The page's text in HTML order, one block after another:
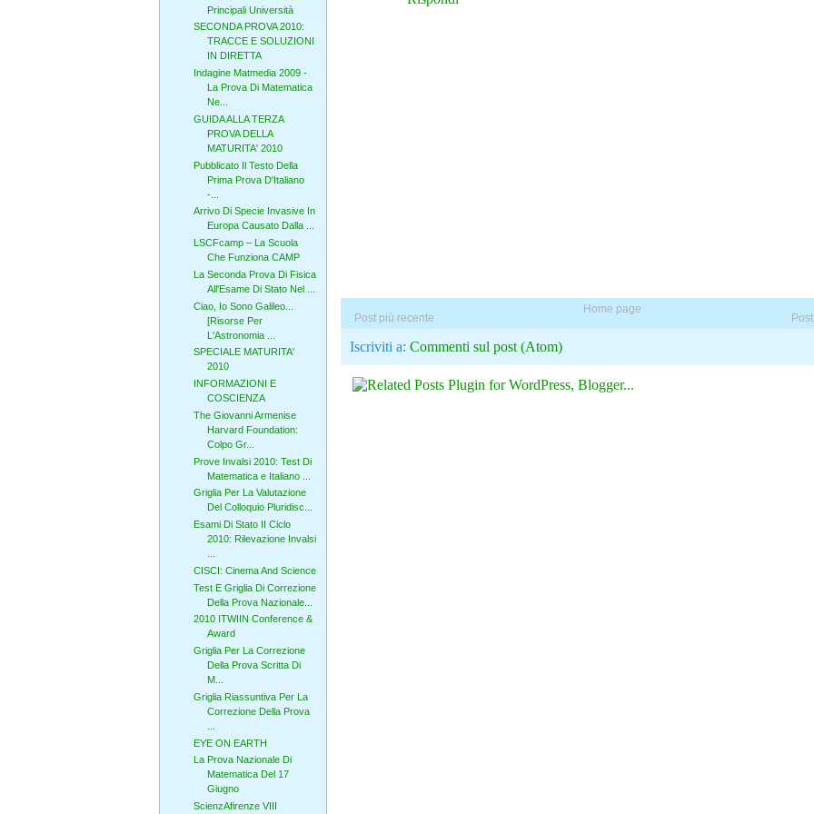
Post più recente
Home page
Iscriviti a: Commenti sul post (Atom)
Principali Università
SECONDA PROVA 2010:
TRACCE E SOLUZIONI
IN DIRETTA
Indagine Matmedia 2009 -
La Prova Di Matematica
Ne...
GUIDA ALLA TERZA
PROVA DELLA
MATURITA' 2010
Pubblicato Il Testo Della
Prima Prova D'Italiano
-...
Arrivo Di Specie Invasive In
Europa Causato Dalla ...
LSCFcamp – La Scuola
Che Funziona CAMP
La Seconda Prova Di Fisica
All'Esame Di Stato Nel ...
Ciao, Io Sono Galileo...
[Risorse Per
L'Astronomia ...
SPECIALE MATURITA'
2010
INFORMAZIONI E
COSCIENZA
The Giovanni Armenise
Harvard Foundation:
Colpo Gr...
Prove Invalsi 2010: Test Di
Matematica e Italiano ...
Griglia Per La Valutazione
Del Colloquio Pluridisc...
Esami Di Stato II Ciclo
2010: Rilevazione Invalsi
CISCI: Cinema And Science
Test E Griglia Di Correzione
Della Prova Nazionale...
2010 ITWIIN Conference &
Award
Griglia Per La Correzione
Della Prova Scritta Di
M...
Griglia Riassuntiva Per La
Correzione Della Prova
EYE ON EARTH
La Prova Nazionale Di
Matematica Del 17
Giugno
ScienzAfirenze VIII